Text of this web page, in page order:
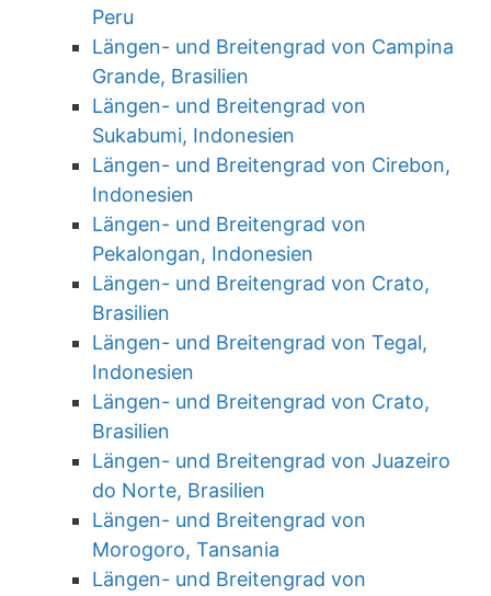
Peru
Längen- und Breitengrad von Campina
Grande, Brasilien
Längen- und Breitengrad von
Sukabumi, Indonesien
Längen- und Breitengrad von Cirebon,
Indonesien
Längen- und Breitengrad von
Pekalongan, Indonesien
Längen- und Breitengrad von Crato,
Brasilien
Längen- und Breitengrad von Tegal,
Indonesien
Längen- und Breitengrad von Crato,
Brasilien
Längen- und Breitengrad von Juazeiro
do Norte, Brasilien
Längen- und Breitengrad von
Morogoro, Tansania
Längen- und Breitengrad von